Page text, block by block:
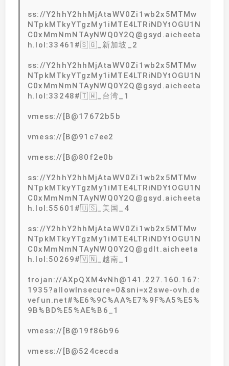
ss://Y2hhY2hhMjAtaWV0Zi1wb2x5MTMw
NTpkMTkyYTgzMy1iMTE4LTRiNDYtOGU1N
C0xMmNmNTAyNWQ0Y2Q@gsyd.aicheeta
h.lol:33461#🇸🇬_新加坡_2
ss://Y2hhY2hhMjAtaWV0Zi1wb2x5MTMw
NTpkMTkyYTgzMy1iMTE4LTRiNDYtOGU1N
C0xMmNmNTAyNWQ0Y2Q@gsyd.aicheeta
h.lol:33248#🇹🇼_台湾_1
vmess://[B@17672b5b
vmess://[B@91c7ee2
vmess://[B@80f2e0b
ss://Y2hhY2hhMjAtaWV0Zi1wb2x5MTMw
NTpkMTkyYTgzMy1iMTE4LTRiNDYtOGU1N
C0xMmNmNTAyNWQ0Y2Q@gsyd.aicheeta
h.lol:55601#🇺🇸_美国_4
ss://Y2hhY2hhMjAtaWV0Zi1wb2x5MTMw
NTpkMTkyYTgzMy1iMTE4LTRiNDYtOGU1N
C0xMmNmNTAyNWQ0Y2Q@gdlt.aicheeta
h.lol:50269#🇻🇳_越南_1
trojan://AXpQXM4vNh@141.227.160.167:
1935?allowInsecure=0&sni=x2swe-ovh.de
vefun.net#%E6%9C%AA%E7%9F%A5%E5%
9B%BD%E5%AE%B6_1
vmess://[B@19f86b96
vmess://[B@524cecda